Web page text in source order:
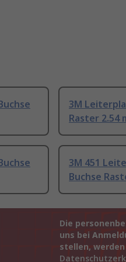
3M
Raster 2.54
3M 451
Buchse
Die
uns bei
stellen,